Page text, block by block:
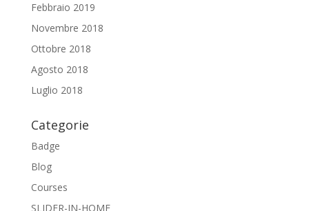
Febbraio 2019
Novembre 2018
Ottobre 2018
Agosto 2018
Luglio 2018
Categorie
Badge
Blog
Courses
SLIDER-IN-HOME